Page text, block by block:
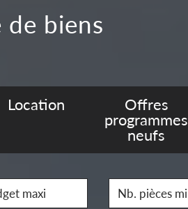
de biens
Location
Offres
programmes
neufs